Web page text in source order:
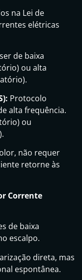
na Lei de
elétricas
de baixa
ou alta
Protocolo
alta frequência.
ou
não requer
retorne às
Corrente
de baixa
escalpo.
direta, mas
espontânea.